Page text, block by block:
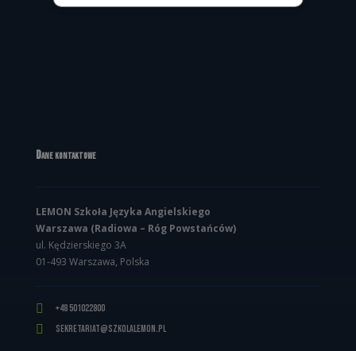
Dane kontaktowe
LEMON Szkoła Języka Angielskiego
Warszawa (Radiowa – Róg Powstańców)
ul. Kędzierskiego 3A
01-493 Warszawa, Polska
 +48 501022800
 sekretariat@szkolalemon.pl